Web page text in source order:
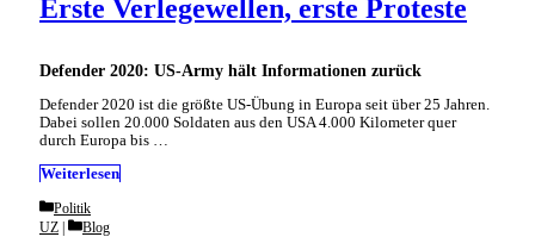
Defender 2020: US-Army hält Informationen zurück
Erste Verlegewellen, erste Proteste
Defender 2020 ist die größte US-Übung in Europa seit über 25 Jahren.
Dabei sollen 20.000 Soldaten aus den USA 4.000 Kilometer quer
durch Europa bis …
Weiterlesen
Categories
Politik
UZ Categories
Blog